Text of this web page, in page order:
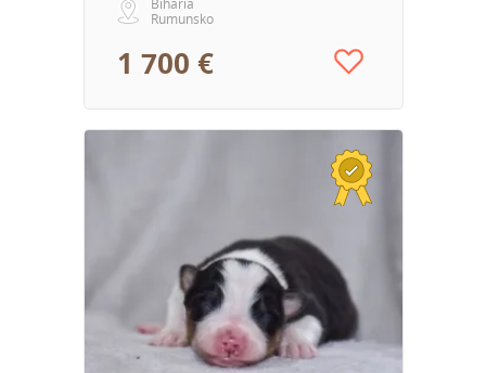
Biharia
Rumunsko
1 700 €